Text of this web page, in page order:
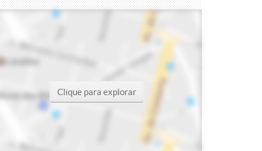
Clique para explorar